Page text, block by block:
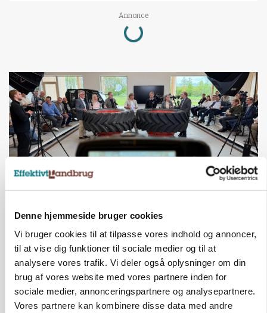
Denne hjemmeside bruger cookies
Vi bruger cookies til at tilpasse vores indhold og annoncer,
til at vise dig funktioner til sociale medier og til at
analysere vores trafik. Vi deler også oplysninger om din
brug af vores website med vores partnere inden for
sociale medier, annonceringspartnere og analysepartnere.
Vores partnere kan kombinere disse data med andre
Annonce
Loading...
BUSINESS
Ejer eller medejer? Nyt tv-format udfordrer
landbrugets ejerstruktur
Annonce